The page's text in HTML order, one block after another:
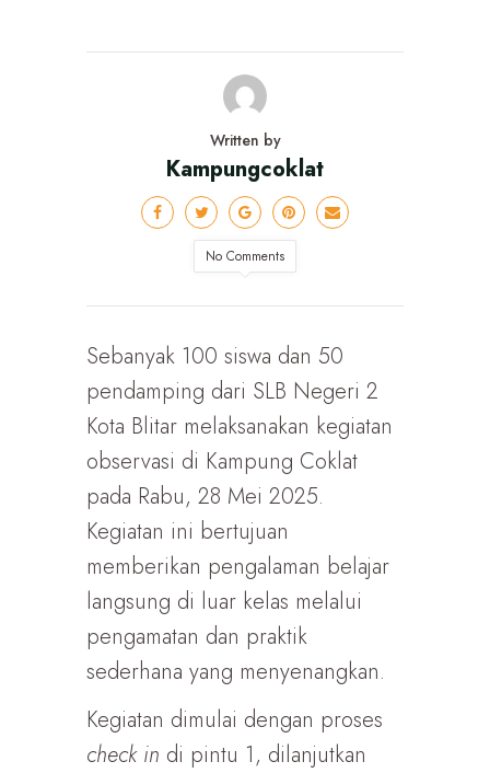
Written by
Kampungcoklat
No Comments
Sebanyak 100 siswa dan 50
pendamping dari SLB Negeri 2
Kota Blitar melaksanakan kegiatan
observasi di Kampung Coklat
pada Rabu, 28 Mei 2025.
Kegiatan ini bertujuan
memberikan pengalaman belajar
langsung di luar kelas melalui
pengamatan dan praktik
sederhana yang menyenangkan.
Kegiatan dimulai dengan proses
check in di pintu 1, dilanjutkan